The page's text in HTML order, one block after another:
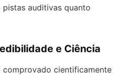
auditivas quanto
e Ciência
comprovado cientificamente